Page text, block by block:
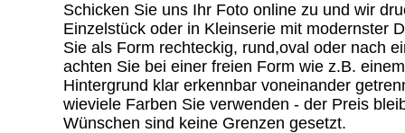
Schicken Sie uns Ihr Foto online zu und wir
Einzelstück oder in Kleinserie mit modernster
Sie als Form rechteckig, rund,oval oder nach
achten Sie bei einer freien Form wie z.B.
Hintergrund klar erkennbar voneinander
wieviele Farben Sie verwenden - der Preis
Wünschen sind keine Grenzen gesetzt.